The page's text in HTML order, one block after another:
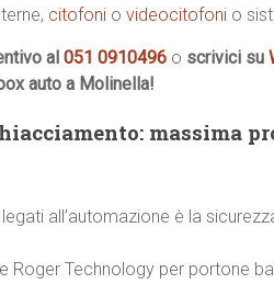
citofoni o videocitofoni o
al 051 0910496 o scrivici su
auto a Molinella!
massima
all’automazione è la
Roger Technology per portone